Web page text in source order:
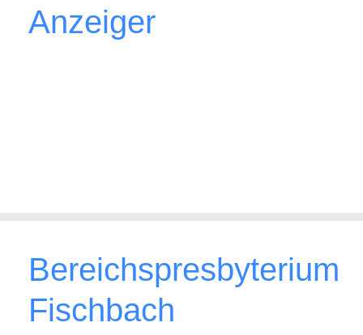
Anzeiger
Bereichspresbyterium
Fischbach